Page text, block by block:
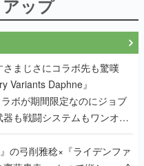
ップ
まじさにコラボ先も驚嘆
Variants Daphne』
ボが期間限定なのにジョブ
器も戦闘システムもワンオフ
理由を両ディレクターに聞
』の弓削雅稔×『ライデンファ